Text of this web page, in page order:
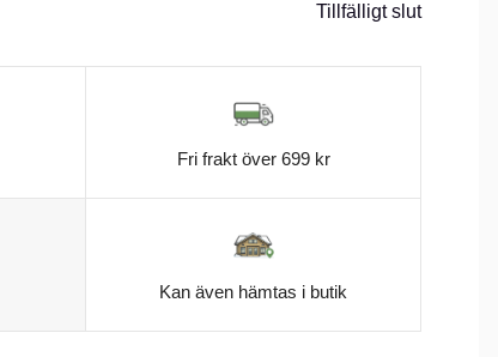
Tillfälligt slut
Fri frakt över 699 kr
Kan även hämtas i butik